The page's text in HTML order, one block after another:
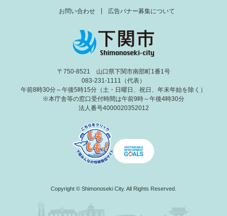
お問い合わせ 広告バナー募集について
〒750-8521 山口県下関市南部町1番1号
083-231-1111（代表）
午前8時30分～午後5時15分（土・日曜日、祝日、年末年始を除く）
※本庁舎等の窓口受付時間は午前9時～午後4時30分
法人番号4000020352012
Copyright © Shimonoseki City. All Rights Reserved.